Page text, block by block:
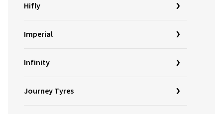
Hifly
Imperial
Infinity
Journey Tyres